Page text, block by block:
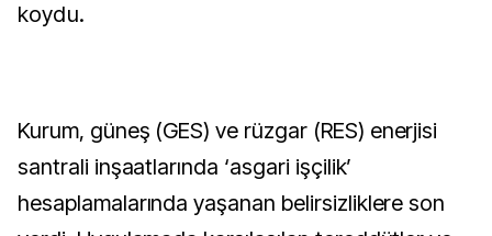
koydu.
Kurum, güneş (GES) ve rüzgar (RES) enerjisi
santrali inşaatlarında ‘asgari işçilik’
hesaplamalarında yaşanan belirsizliklere son